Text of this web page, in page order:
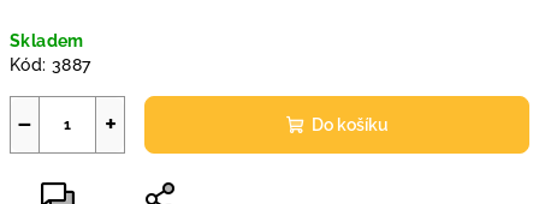
cena:
Skladem
Kód: 3887
+
− Do košíku